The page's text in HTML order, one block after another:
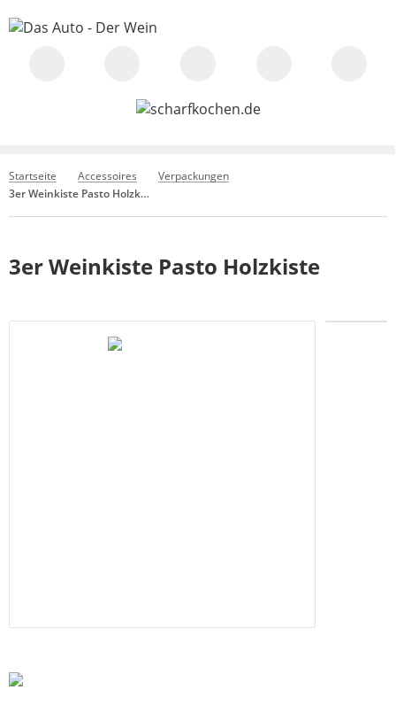
Startseite Accessoires
Verpackungen
3er Weinkiste Pasto Holzkiste
3er Weinkiste Pasto Holzkiste